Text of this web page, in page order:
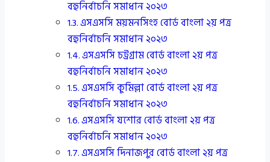
বহুনির্বাচনি সমাধান ২০২৩
এসএসসি ময়মনসিংহ বোর্ড বাংলা ২য় পত্র
বহুনির্বাচনি সমাধান ২০২৩
এসএসসি চট্রগ্রাম বোর্ড বাংলা ২য় পত্র
বহুনির্বাচনি সমাধান ২০২৩
এসএসসি কুমিল্লা বোর্ড বাংলা ২য় পত্র
বহুনির্বাচনি সমাধান ২০২৩
এসএসসি যশোর বোর্ড বাংলা ২য় পত্র
বহুনির্বাচনি সমাধান ২০২৩
এসএসসি দিনাজপুর বোর্ড বাংলা ২য় পত্র